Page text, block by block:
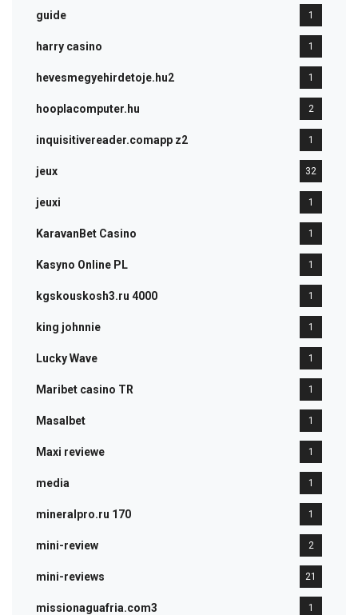
guide 1
harry casino 1
hevesmegyehirdetoje.hu2 1
hooplacomputer.hu 2
inquisitivereader.comapp z2 1
jeux 32
jeuxi 1
KaravanBet Casino 1
Kasyno Online PL 1
kgskouskosh3.ru 4000 1
king johnnie 1
Lucky Wave 1
Maribet casino TR 1
Masalbet 1
Maxi reviewe 1
media 1
mineralpro.ru 170 1
mini-review 2
mini-reviews 21
missionaguafria.com3 1